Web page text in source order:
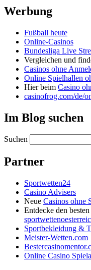
Werbung
Fußball heute
Online-Casinos
Bundesliga Live
Vergleichen und
Casinos ohne
Online Spielhallen
Hier beim Casino
casinofrog.com/de/
Im Blog suchen
Suchen
Partner
Sportwetten24
Casino Advisers
Neue Casinos ohne
Entdecke den
Sportbekleidung &
Meister-Wetten.com
Online Casino